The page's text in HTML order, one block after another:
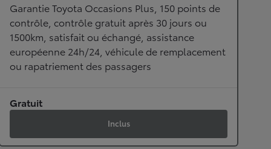
Garantie Toyota Occasions Plus, 150 points de
contrôle, contrôle gratuit après 30 jours ou
1500km, satisfait ou échangé, assistance
européenne 24h/24, véhicule de remplacement
ou rapatriement des passagers
Gratuit
Inclus